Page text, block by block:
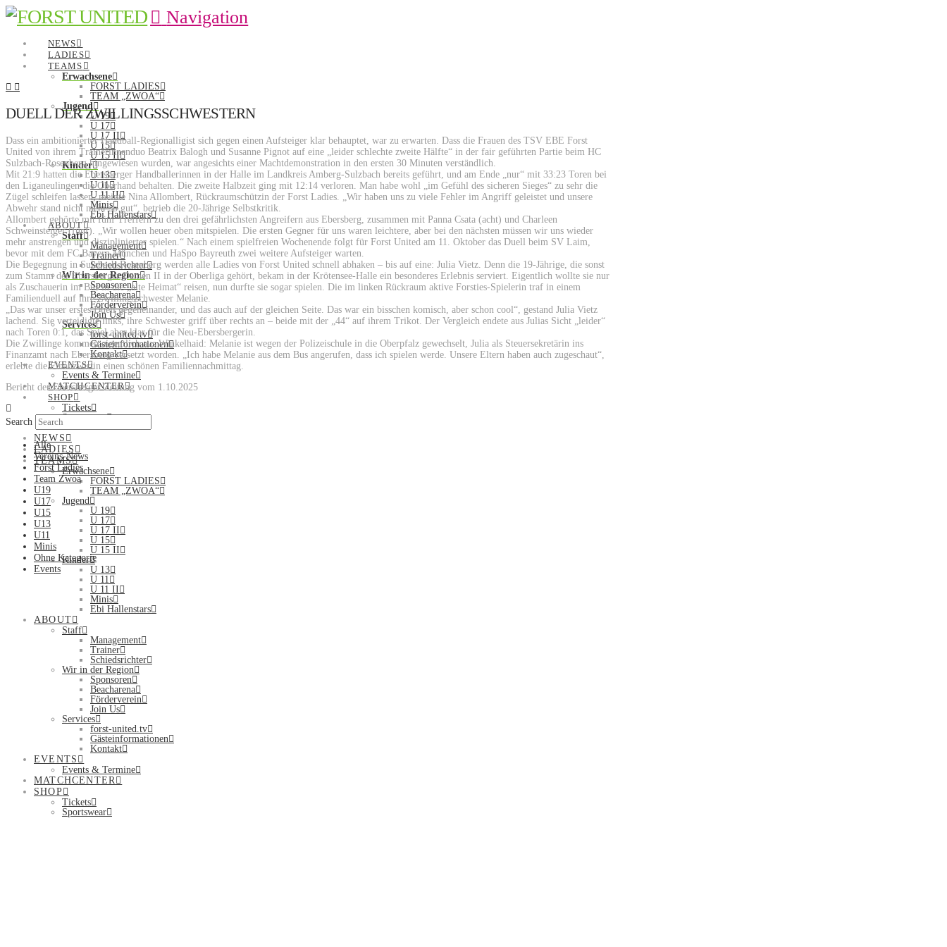
Navigation
NEWS
LADIES
TEAMS
Erwachsene
FORST LADIES
TEAM „ZWOA“
Jugend
U 19
U 17
U 17 II
U 15
U 15 II
Kinder
U 13
U 11
U 11 II
Minis
Ebi Hallenstars
ABOUT
Staff
Management
Trainer
Schiedsrichter
Wir in der Region
Sponsoren
Beacharena
Förderverein
Join Us
Services
forst-united.tv
Gästeinformationen
Kontakt
EVENTS
Events & Termine
MATCHCENTER
SHOP
Tickets
Sportswear
NEWS
LADIES
TEAMS
Erwachsene
FORST LADIES
TEAM „ZWOA“
Jugend
U 19
U 17
U 17 II
U 15
U 15 II
Kinder
U 13
U 11
U 11 II
Minis
Ebi Hallenstars
ABOUT
Staff
Management
Trainer
Schiedsrichter
Wir in der Region
Sponsoren
Beacharena
Förderverein
Join Us
Services
forst-united.tv
Gästeinformationen
Kontakt
EVENTS
Events & Termine
MATCHCENTER
SHOP
Tickets
Sportswear
DUELL DER ZWILLINGSSCHWESTERN
Dass ein ambitionierter Handball-Regionalligist sich gegen einen Aufsteiger klar behauptet, war zu erwarten. Dass die Frauen des TSV EBE Forst
United von ihrem Trainerinnenduo Beatrix Balogh und Susanne Pignot auf eine „leider schlechte zweite Hälfte“ in der fair geführten Partie beim HC
Sulzbach-Rosenberg hingewiesen wurden, war angesichts einer Machtdemonstration in den ersten 30 Minuten verständlich.
Mit 21:9 hatten die Ebersberger Handballerinnen in der Halle im Landkreis Amberg-Sulzbach bereits geführt, und am Ende „nur“ mit 33:23 Toren bei
den Liganeulingen die Oberhand behalten. Die zweite Halbzeit ging mit 12:14 verloren. Man habe wohl „im Gefühl des sicheren Sieges“ zu sehr die
Zügel schleifen lassen, meinte Nina Allombert, Rückraumschützin der Forst Ladies. „Wir haben uns zu viele Fehler im Angriff geleistet und unsere
Abwehr stand nicht mehr so gut“, betrieb die 20-Jährige Selbstkritik.
Allombert gehörte mit fünf Treffern zu den drei gefährlichsten Angreifern aus Ebersberg, zusammen mit Panna Csata (acht) und Charleen
Schweinsteiger (fünf). „Wir wollen heuer oben mitspielen. Die ersten Gegner für uns waren leichtere, aber bei den nächsten müssen wir uns wieder
mehr anstrengen und disziplinierter spielen.“ Nach einem spielfreien Wochenende folgt für Forst United am 11. Oktober das Duell beim SV Laim,
bevor mit dem FC Bayern München und HaSpo Bayreuth zwei weitere Aufsteiger warten.
Die Begegnung in Sulzbach-Rosenberg werden alle Ladies von Forst United schnell abhaken – bis auf eine: Julia Vietz. Denn die 19-Jährige, die sonst
zum Stamm der Ebersberger Damen II in der Oberliga gehört, bekam in der Krötensee-Halle ein besonderes Erlebnis serviert. Eigentlich wollte sie nur
als Zuschauerin im Bus in die „alte Heimat“ reisen, nun durfte sie sogar spielen. Die im linken Rückraum aktive Forsties-Spielerin traf in einem
Familienduell auf ihre Zwillingsschwester Melanie.
„Das war unser erstes Duell gegeneinander, und das auch auf der gleichen Seite. Das war ein bisschen komisch, aber schon cool“, gestand Julia Vietz
lachend. Sie verteidigte links, ihre Schwester griff über rechts an – beide mit der „44“ auf ihrem Trikot. Der Vergleich endete aus Julias Sicht „leider“
nach Toren 0:1, das Spiel aber klar für die Neu-Ebersbergerin.
Die Zwillinge kommen eigentlich aus Winkelhaid: Melanie ist wegen der Polizeischule in die Oberpfalz gewechselt, Julia als Steuersekretärin ins
Finanzamt nach Ebersberg versetzt worden. „Ich habe Melanie aus dem Bus angerufen, dass ich spielen werde. Unsere Eltern haben auch zugeschaut“,
erlebte die Finanzwirtin einen schönen Familiennachmittag.
Bericht der Ebersberger Zeitung vom 1.10.2025
Search
Alle
Vereins-News
Forst Ladies
Team Zwoa
U19
U17
U15
U13
U11
Minis
Ohne Kategorie
Events